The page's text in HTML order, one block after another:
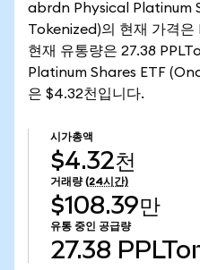
abrdn Physical Platinum
Tokenized)의 현재 가격은
현재 유통량은 27.38
Platinum Shares ETF
은 $4.32천입니다.
시가총액
$4.32천
거래량 (24시간)
$108.39만
유통 중인 공급량
27.38